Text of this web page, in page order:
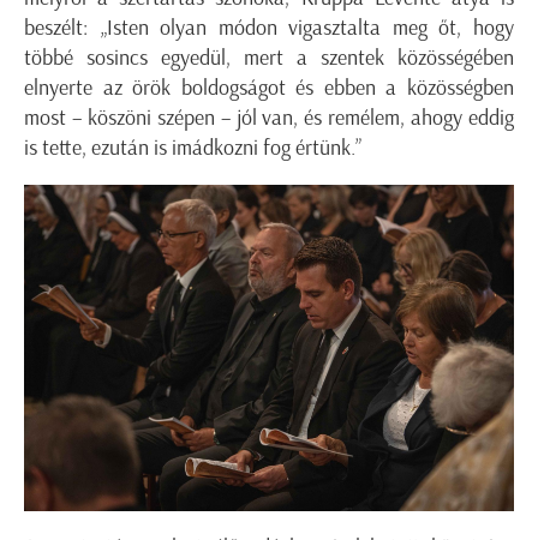
beszélt: „Isten olyan módon vigasztalta meg őt, hogy
többé sosincs egyedül, mert a szentek közösségében
elnyerte az örök boldogságot és ebben a közösségben
most – köszöni szépen – jól van, és remélem, ahogy eddig
is tette, ezután is imádkozni fog értünk.”